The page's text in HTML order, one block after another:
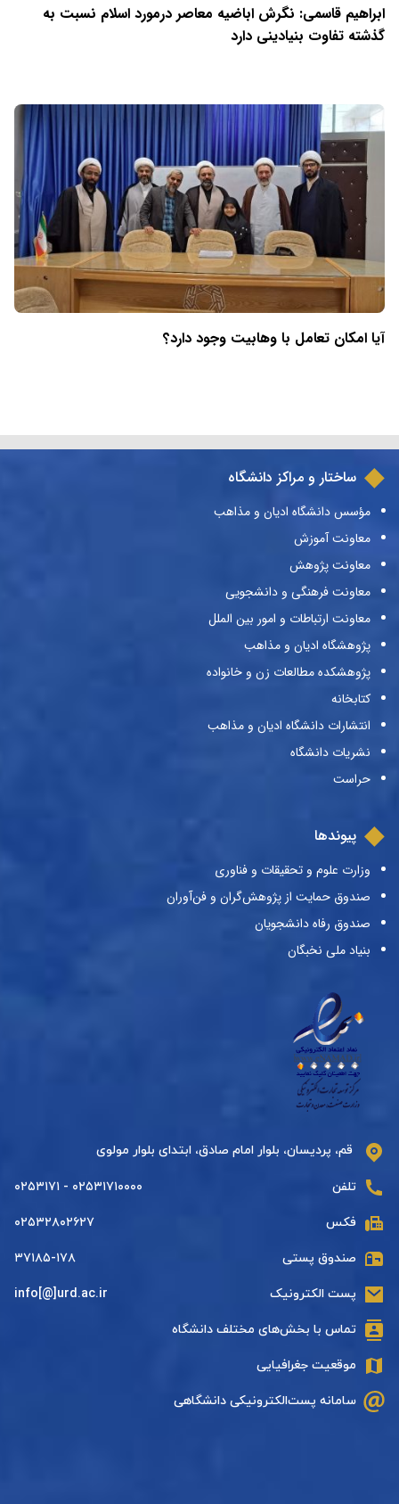
ابراهیم قاسمی: نگرش اباضیه معاصر درمورد اسلام نسبت به
گذشته تفاوت بنیادینی دارد
آیا امکان تعامل با وهابیت وجود دارد؟
ساختار و مراکز دانشگاه
مؤسس دانشگاه ادیان و مذاهب
معاونت آموزش
معاونت پژوهش
معاونت فرهنگی و دانشجویی
معاونت ارتباطات و امور بین الملل
پژوهشگاه ادیان و مذاهب
پژوهشکده مطالعات زن و خانواده
کتابخانه
انتشارات دانشگاه ادیان و مذاهب
نشریات دانشگاه
حراست
پیوندها
وزارت علوم و تحقیقات و فناوری
صندوق حمایت از پژوهش‌گران و فن‌آوران
صندوق رفاه دانشجویان
بنیاد ملی نخبگان
قم، پردیسان، بلوار امام صادق، ابتدای بلوار مولوی
تلفن ۰۲۵۳۱۷۱۰۰۰۰ - ۰۲۵۳۱۷۱
فکس ۰۲۵۳۲۸۰۲۶۲۷
صندوق پستی ۳۷۱۸۵-۱۷۸
پست الکترونیک info[@]urd.ac.ir
تماس با بخش‌های مختلف دانشگاه
موقعیت جغرافیایی
سامانه پست‌الکترونیکی دانشگاهی